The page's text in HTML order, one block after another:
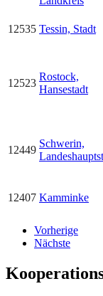
12535 Tessin, Stadt
12523
Rostock,
Hansestadt
12449
Schwerin,
12407 Kamminke
Vorherige
Nächste